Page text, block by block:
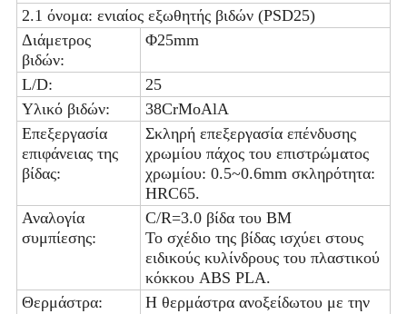
2.1 όνομα: ενιαίος εξωθητής βιδών (PSD25)
Διάμετρος
βιδών:
Φ25mm
L/D:
25
Υλικό βιδών:
38CrMoAlA
Επεξεργασία
επιφάνειας της
βίδας:
Σκληρή επεξεργασία επένδυσης
χρωμίου πάχος του επιστρώματος
χρωμίου: 0.5~0.6mm σκληρότητα:
HRC65.
Αναλογία
συμπίεσης:
C/R=3.0 βίδα του BM
Το σχέδιο της βίδας ισχύει στους
ειδικούς κυλίνδρους του πλαστικού
κόκκου ABS PLA.
Θερμάστρα:
Η θερμάστρα ανοξείδωτου με την